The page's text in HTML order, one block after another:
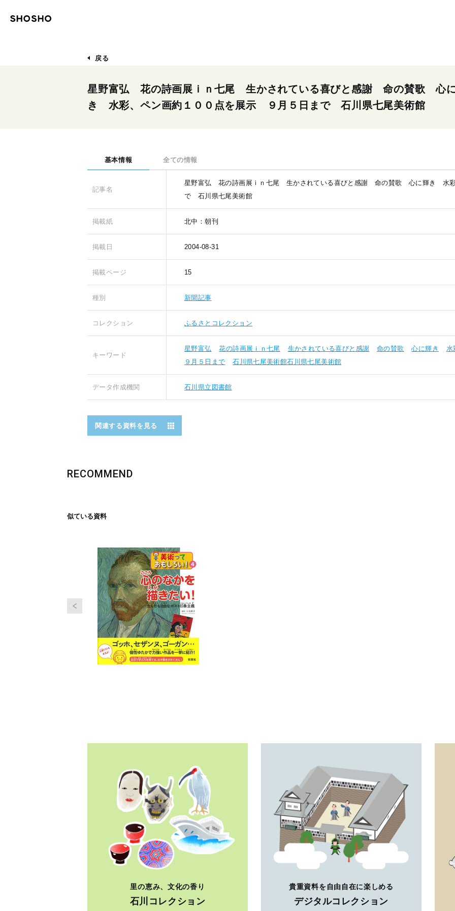
戻る
星野富弘 花の詩画展ｉｎ七尾 生かされている喜びと感謝 命の賛歌 心
き 水彩、ペン画約１００点を展示 ９月５日まで 石川県七尾美術館
基本情報 全ての情報
記事名
星野富弘 花の詩画展ｉｎ七尾 生かされている喜びと感謝 命の賛歌 心に輝き 水彩
で 石川県七尾美術館
掲載紙 北中：朝刊
掲載日 2004-08-31
掲載ページ 15
種別 新聞記事
コレクション ふるさとコレクション
キーワード
星野富弘 花の詩画展ｉｎ七尾 生かされている喜びと感謝 命の賛歌 心に輝き 水
９月５日まで
石川県七尾美術館石川県七尾美術館
データ作成機関 石川県立図書館
関連する資料を見る
RECOMMEND
似ている資料
里の恵み、文化の香り
石川コレクション
貴重資料を自由自在に楽しめる
デジタルコレクション